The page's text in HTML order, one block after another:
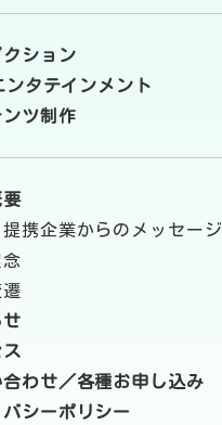
ション
ンタテインメント
ンツ制作
要
携企業からのメッセージ
わせ／各種お申し込み
シーポリシー